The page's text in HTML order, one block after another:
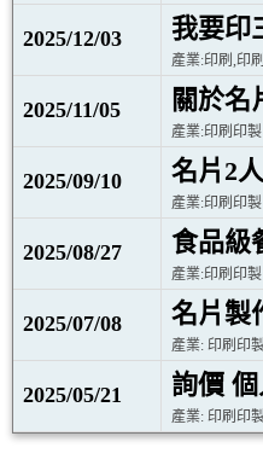
2025/12/03 我要印
產業:印刷,印
2025/11/05 關於名
產業:印刷印
2025/09/10 名片2
產業:印刷印
2025/08/27 食品級
產業:印刷印
2025/07/08 名片製
產業: 印刷印
2025/05/21 詢價
產業: 印刷印